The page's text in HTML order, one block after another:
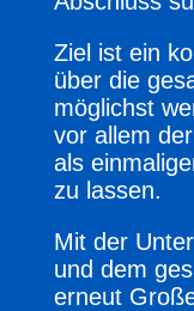
Ziel ist ein
über die
möglichst
vor allem
als
zu lassen.
Mit der
und dem
erneut